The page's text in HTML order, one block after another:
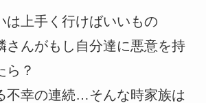
は上手く行けばいいもの
さんがもし自分達に悪意を持
ら？
不幸の連続…そんな時家族は